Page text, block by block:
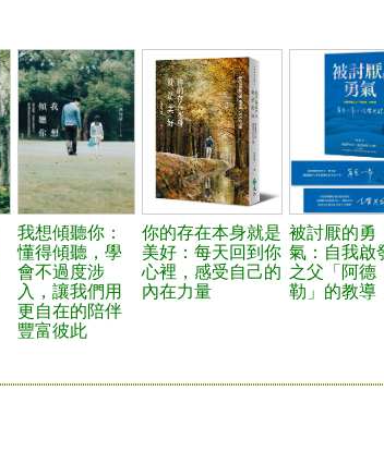
我想傾聽你：
懂得傾聽，學
會不過度涉
入，讓我們用
更自在的陪伴
豐富彼此
你的存在本身就是
美好：每天回到你
心裡，感受自己的
內在力量
被討厭的勇
氣：自我啟
之父「阿德
勒」的教導